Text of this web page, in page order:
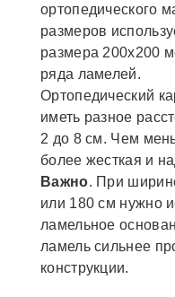
ортопедического
размеров
размера 200х200
ряда ламелей.
Ортопедический
иметь разное
2 до 8 см. Чем
более жесткая и
Важно. При
или 180 см нужно
ламельное
ламель сильнее
конструкции.